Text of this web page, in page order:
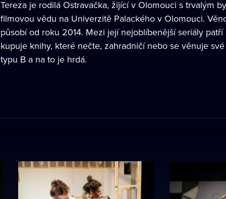
Tereza je rodilá Ostravačka, žijící v Olomouci s trvalým
filmovou vědu na Univerzitě Palackého v Olomouci.
působí od roku 2014. Mezi její nejoblíbenější seriály
kupuje knihy, které nečte, zahradničí nebo se věnuje
typu B a na to je hrdá.